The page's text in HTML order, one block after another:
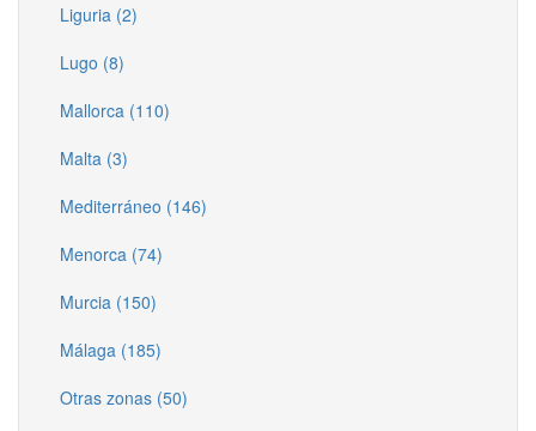
Liguria (2)
Lugo (8)
Mallorca (110)
Malta (3)
Mediterráneo (146)
Menorca (74)
Murcia (150)
Málaga (185)
Otras zonas (50)